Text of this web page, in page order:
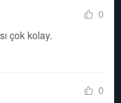
0
çok kolay.
0